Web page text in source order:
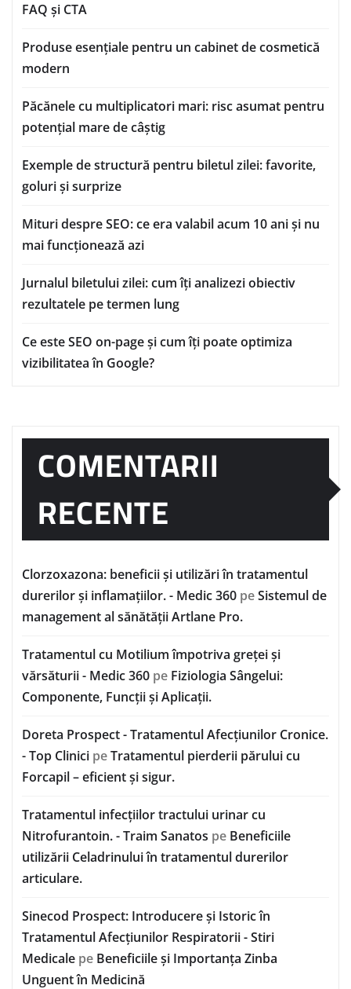
FAQ și CTA
Produse esențiale pentru un cabinet de cosmetică
modern
Păcănele cu multiplicatori mari: risc asumat pentru
potențial mare de câștig
Exemple de structură pentru biletul zilei: favorite,
goluri și surprize
Mituri despre SEO: ce era valabil acum 10 ani și nu
mai funcționează azi
Jurnalul biletului zilei: cum îți analizezi obiectiv
rezultatele pe termen lung
Ce este SEO on-page și cum îți poate optimiza
vizibilitatea în Google?
COMENTARII
RECENTE
Clorzoxazona: beneficii și utilizări în tratamentul
durerilor și inflamațiilor. - Medic 360 peSistemul de
management al sănătății Artlane Pro.
Tratamentul cu Motilium împotriva greței și
vărsăturii - Medic 360 pe Fiziologia Sângelui:
Componente, Funcții și Aplicații.
Doreta Prospect - Tratamentul Afecțiunilor Cronice.
- Top Clinici peTratamentul pierderii părului cu
Forcapil – eficient și sigur.
Tratamentul infecțiilor tractului urinar cu
Nitrofurantoin. - Traim Sanatos pe Beneficiile
utilizării Celadrinului în tratamentul durerilor
articulare.
Sinecod Prospect: Introducere și Istoric în
Tratamentul Afecțiunilor Respiratorii - Stiri
Medicale pe Beneficiile și Importanța Zinba
Unguent în Medicină